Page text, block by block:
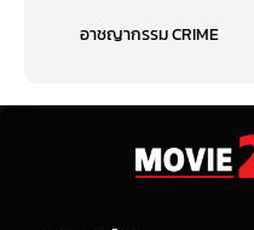
อาชญากรรม CRIME